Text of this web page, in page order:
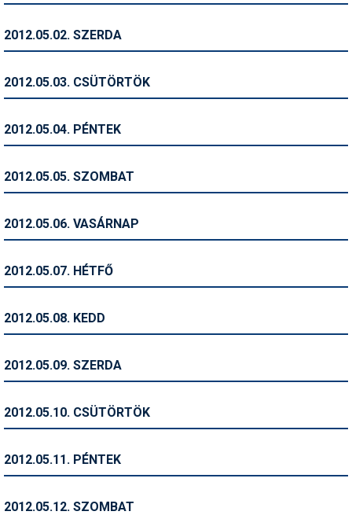
Ingatlan
Kerékpár
Magazinok
Pályázatok
Síbérletárak
2012.05.02. SZERDA
2012.05.03. CSÜTÖRTÖK
2012.05.04. PÉNTEK
2012.05.05. SZOMBAT
2012.05.06. VASÁRNAP
2012.05.07. HÉTFŐ
2012.05.08. KEDD
2012.05.09. SZERDA
2012.05.10. CSÜTÖRTÖK
2012.05.11. PÉNTEK
2012.05.12. SZOMBAT